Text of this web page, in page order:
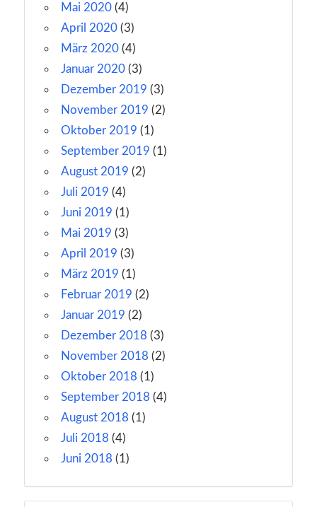
Mai 2020 (4)
April 2020 (3)
März 2020 (4)
Januar 2020 (3)
Dezember 2019 (3)
November 2019 (2)
Oktober 2019 (1)
September 2019 (1)
August 2019 (2)
Juli 2019 (4)
Juni 2019 (1)
Mai 2019 (3)
April 2019 (3)
März 2019 (1)
Februar 2019 (2)
Januar 2019 (2)
Dezember 2018 (3)
November 2018 (2)
Oktober 2018 (1)
September 2018 (4)
August 2018 (1)
Juli 2018 (4)
Juni 2018 (1)